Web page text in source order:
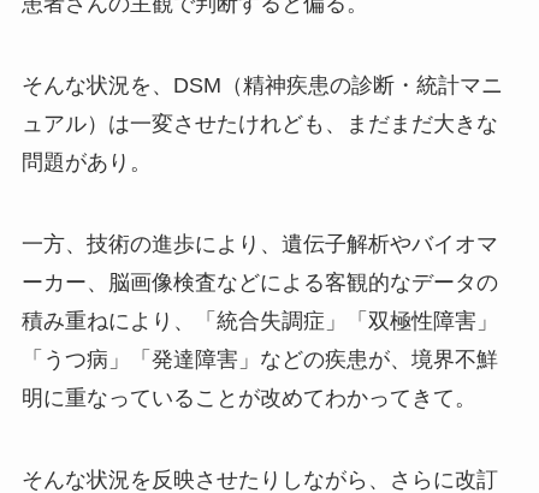
そんな状況を、DSM（精神疾患の診断・統計マニ
ュアル）は一変させたけれども、まだまだ大きな
問題があり。
一方、技術の進歩により、遺伝子解析やバイオマ
ーカー、脳画像検査などによる客観的なデータの
積み重ねにより、「統合失調症」「双極性障害」
「うつ病」「発達障害」などの疾患が、境界不鮮
明に重なっていることが改めてわかってきて。
そんな状況を反映させたりしながら、さらに改訂